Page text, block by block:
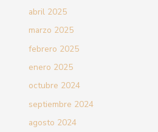
abril 2025
marzo 2025
febrero 2025
enero 2025
octubre 2024
septiembre 2024
agosto 2024